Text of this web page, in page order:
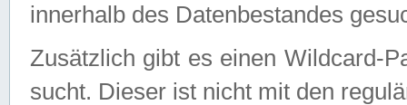
innerhalb des Datenbestandes
Zusätzlich gibt es einen Wildcard-
sucht. Dieser ist nicht mit den